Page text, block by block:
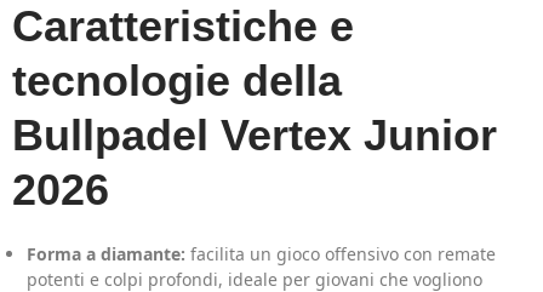
Caratteristiche e
tecnologie della
Bullpadel Vertex Junior
2026
Forma a diamante: facilita un gioco offensivo con remate
potenti e colpi profondi, ideale per giovani che vogliono